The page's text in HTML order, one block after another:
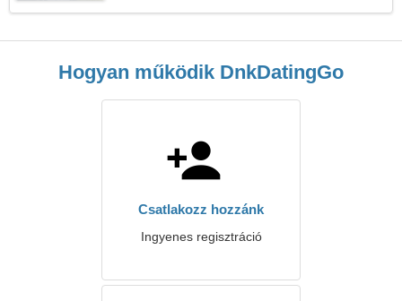
Hogyan működik DnkDatingGo
Csatlakozz hozzánk
Ingyenes regisztráció